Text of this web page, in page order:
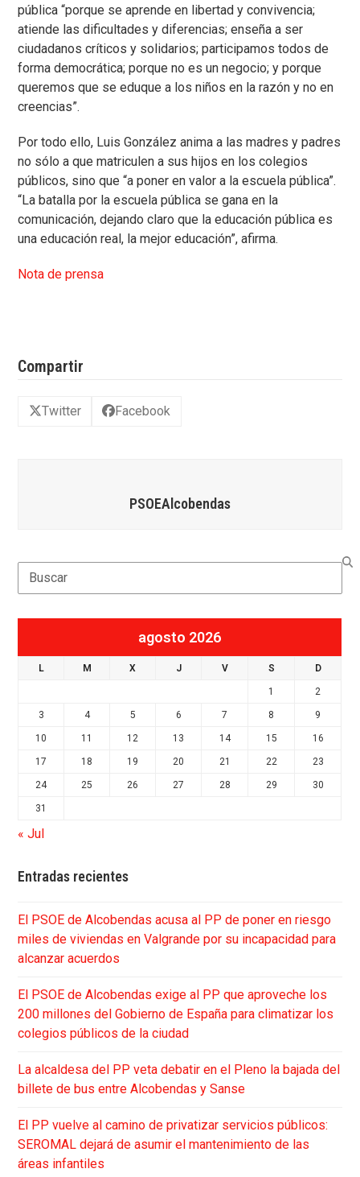
pública “porque se aprende en libertad y convivencia;
atiende las dificultades y diferencias; enseña a ser
ciudadanos críticos y solidarios; participamos todos de
forma democrática; porque no es un negocio; y porque
queremos que se eduque a los niños en la razón y no en
creencias”.
Por todo ello, Luis González anima a las madres y padres
no sólo a que matriculen a sus hijos en los colegios
públicos, sino que “a poner en valor a la escuela pública”.
“La batalla por la escuela pública se gana en la
comunicación, dejando claro que la educación pública es
una educación real, la mejor educación”, afirma.
Nota de prensa
Compartir
Twitter Facebook
PSOEAlcobendas
Search
agosto 2026
L M X J V S D
1 2
3 4 5 6 7 8 9
10 11 12 13 14 15 16
17 18 19 20 21 22 23
24 25 26 27 28 29 30
31
« Jul
Entradas recientes
El PSOE de Alcobendas acusa al PP de poner en riesgo
miles de viviendas en Valgrande por su incapacidad para
alcanzar acuerdos
El PSOE de Alcobendas exige al PP que aproveche los
200 millones del Gobierno de España para climatizar los
colegios públicos de la ciudad
La alcaldesa del PP veta debatir en el Pleno la bajada del
billete de bus entre Alcobendas y Sanse
El PP vuelve al camino de privatizar servicios públicos:
SEROMAL dejará de asumir el mantenimiento de las
áreas infantiles